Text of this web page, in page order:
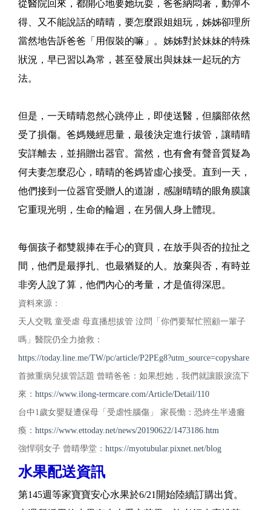
從醫院回來，都開心地要她玩耍，爸爸納悶著，動彈不
得、又不能說話的晴晴，要怎麼跟姐姐玩，姊姊卻理所
當然地告訴爸爸「用假裝的嘛」。姊姊對於妹妹的特殊
狀況，早已習以為常，甚至發展出與妹妹一起玩的方
法。
但是，一天晴晴忽然心跳停止，即使送醫，但腦部依然
受了損傷。爸媽幾經思量，最後決定進行拔管，讓晴晴
安詳離去，並捐贈出器官。當然，也有會有聲音質疑為
何夫妻怎麼忍心，晴晴的爸媽皆虛心接受。直到一天，
他們接到一位器官受贈人的道謝，感謝晴晴的眼角膜讓
它重現光明，生命的輪迴，在另個人身上體現。
每個孩子都雙親捧在手心的寶貝，在放手與否的拉扯之
間，他們是最掙扎、也最猶疑的人。放棄與否，有時並
非旁人說了算，他們內心的考量，才是值得深思。
資料來源：
天人交戰 童受虐 母直播想拔管 泣問「你們要幫忙照顧一輩子
嗎」醫院仍全力搶救：
https://today.line.me/TW/pc/article/P2PEg8?utm_source=copyshare
首掀重病兒拔管話題 曾晴爸爸：如果想她，我們就讓眼淚流下
來： https://www.ilong-termcare.com/Article/Detail/110
台中1歲女嬰疑遭保母「受虐性腦傷」 家長慟：恐終生半邊癱
瘓： https://www.ettoday.net/news/20190622/1473186.htm
強悍弱女子 曾晴學堂： https://myotubular.pixnet.net/blog
水果配送資訊
第145週等家寶寶安心水果於6/21開始陸續訂購出貨。